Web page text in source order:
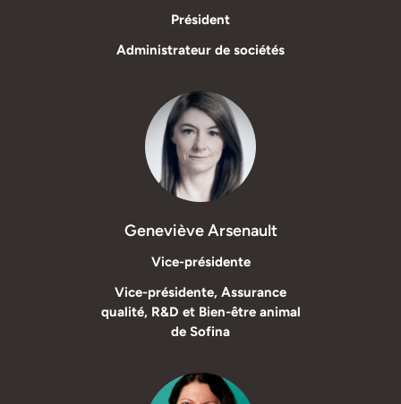
Président
Administrateur de sociétés
Geneviève Arsenault
Vice-présidente
Vice-présidente, Assurance
qualité, R&D et Bien-être animal
de Sofina